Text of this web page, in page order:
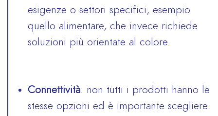
esigenze o settori specifici, esempio
quello alimentare, che invece richiede
soluzioni più orientate al colore.
Connettività: non tutti i prodotti hanno le
stesse opzioni ed è importante scegliere